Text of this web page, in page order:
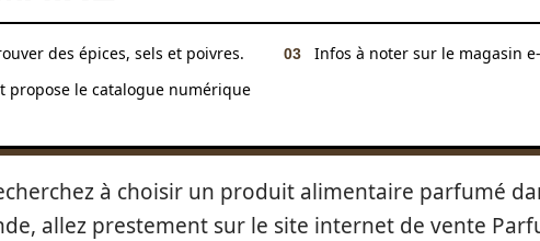
des épices, sels et poivres.
propose le catalogue numérique
Infos à noter sur le magasin
à choisir un produit alimentaire parfumé
allez prestement sur le site internet de vente